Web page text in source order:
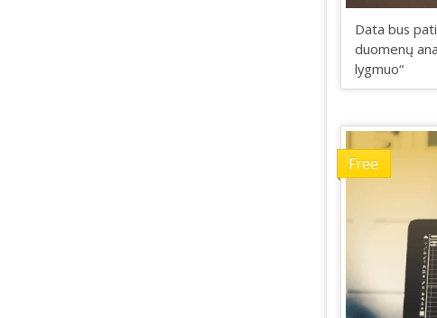
Data bus
duomenų
lygmuo“
Free